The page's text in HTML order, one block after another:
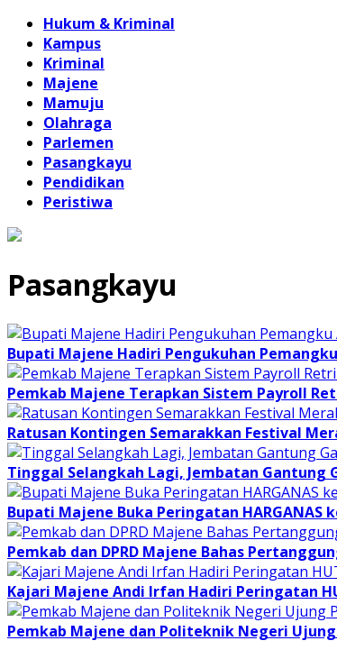
Hukum & Kriminal
Kampus
Kriminal
Majene
Mamuju
Olahraga
Parlemen
Pasangkayu
Pendidikan
Peristiwa
Pasangkayu
Bupati Majene Hadiri Pengukuhan
Pemkab Majene Terapkan Sistem Payroll
Ratusan Kontingen Semarakkan Festival
Tinggal Selangkah Lagi, Jembatan Gantung
Bupati Majene Buka Peringatan
Pemkab dan DPRD Majene Bahas
Kajari Majene Andi Irfan Hadiri Peringatan
Pemkab Majene dan Politeknik Negeri